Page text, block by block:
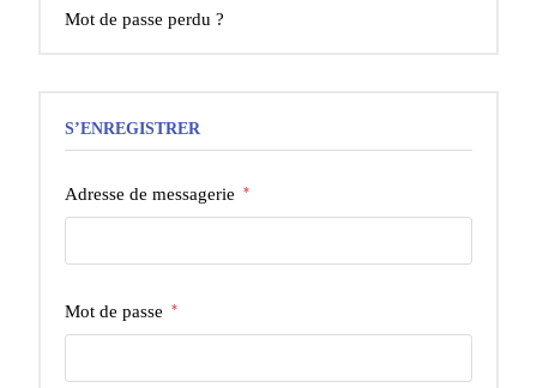
Mot de passe perdu ?
S’ENREGISTRER
Adresse de messagerie *
Mot de passe *